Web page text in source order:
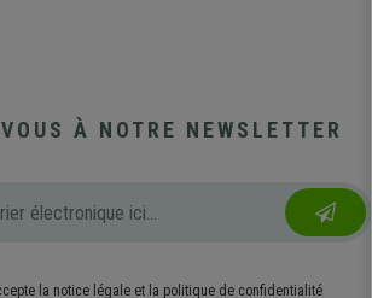
À NOTRE NEWSLETTER
la notice légale et la politique de confidentialité